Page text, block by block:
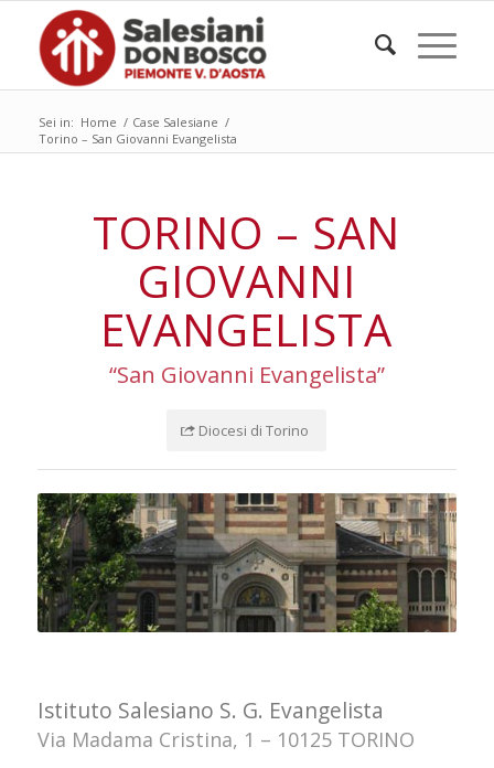
Sei in: Home / Case Salesiane /
Torino – San Giovanni Evangelista
TORINO – SAN
GIOVANNI
EVANGELISTA
“San Giovanni Evangelista”
Diocesi di Torino
Istituto Salesiano S. G. Evangelista
Via Madama Cristina, 1 – 10125 TORINO